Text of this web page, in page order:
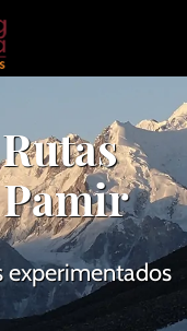
Pamir
experimentados